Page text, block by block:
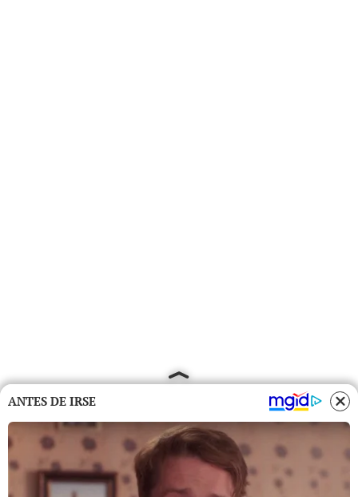
ANTES DE IRSE